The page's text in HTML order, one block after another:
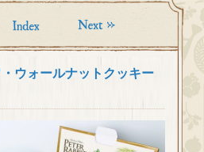
ウォールナットクッキー